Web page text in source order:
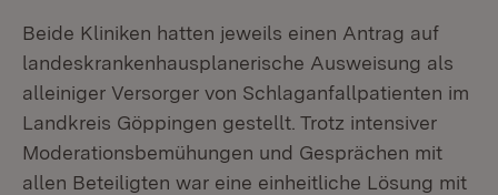
Beide Kliniken hatten jeweils einen Antrag auf
landeskrankenhausplanerische Ausweisung als
alleiniger Versorger von Schlaganfallpatienten im
Landkreis Göppingen gestellt. Trotz intensiver
Moderationsbemühungen und Gesprächen mit
allen Beteiligten war eine einheitliche Lösung mit